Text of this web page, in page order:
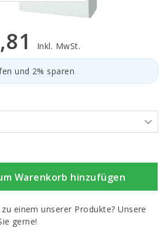
Inkl. MwSt.
und 2% sparen
Warenkorb hinzufügen
einem unserer Produkte? Unsere
gerne!